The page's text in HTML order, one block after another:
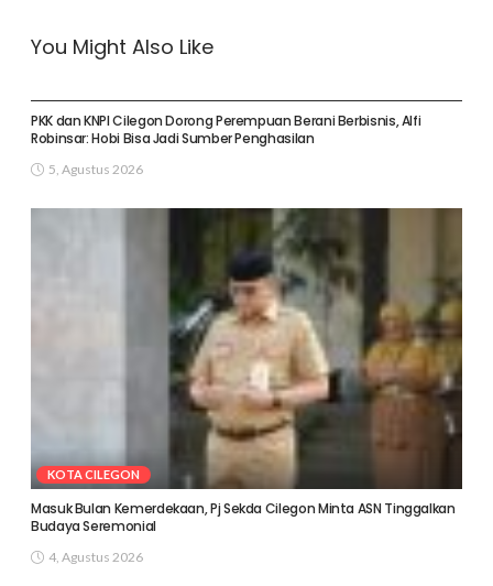
You Might Also Like
PKK dan KNPI Cilegon Dorong Perempuan Berani Berbisnis, Alfi
Robinsar: Hobi Bisa Jadi Sumber Penghasilan
5, Agustus 2026
KOTA CILEGON
Masuk Bulan Kemerdekaan, Pj Sekda Cilegon Minta ASN Tinggalkan
Budaya Seremonial
4, Agustus 2026